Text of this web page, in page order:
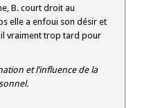
B. court droit au
elle a enfoui son désir et
vraiment trop tard pour
et l’influence de la